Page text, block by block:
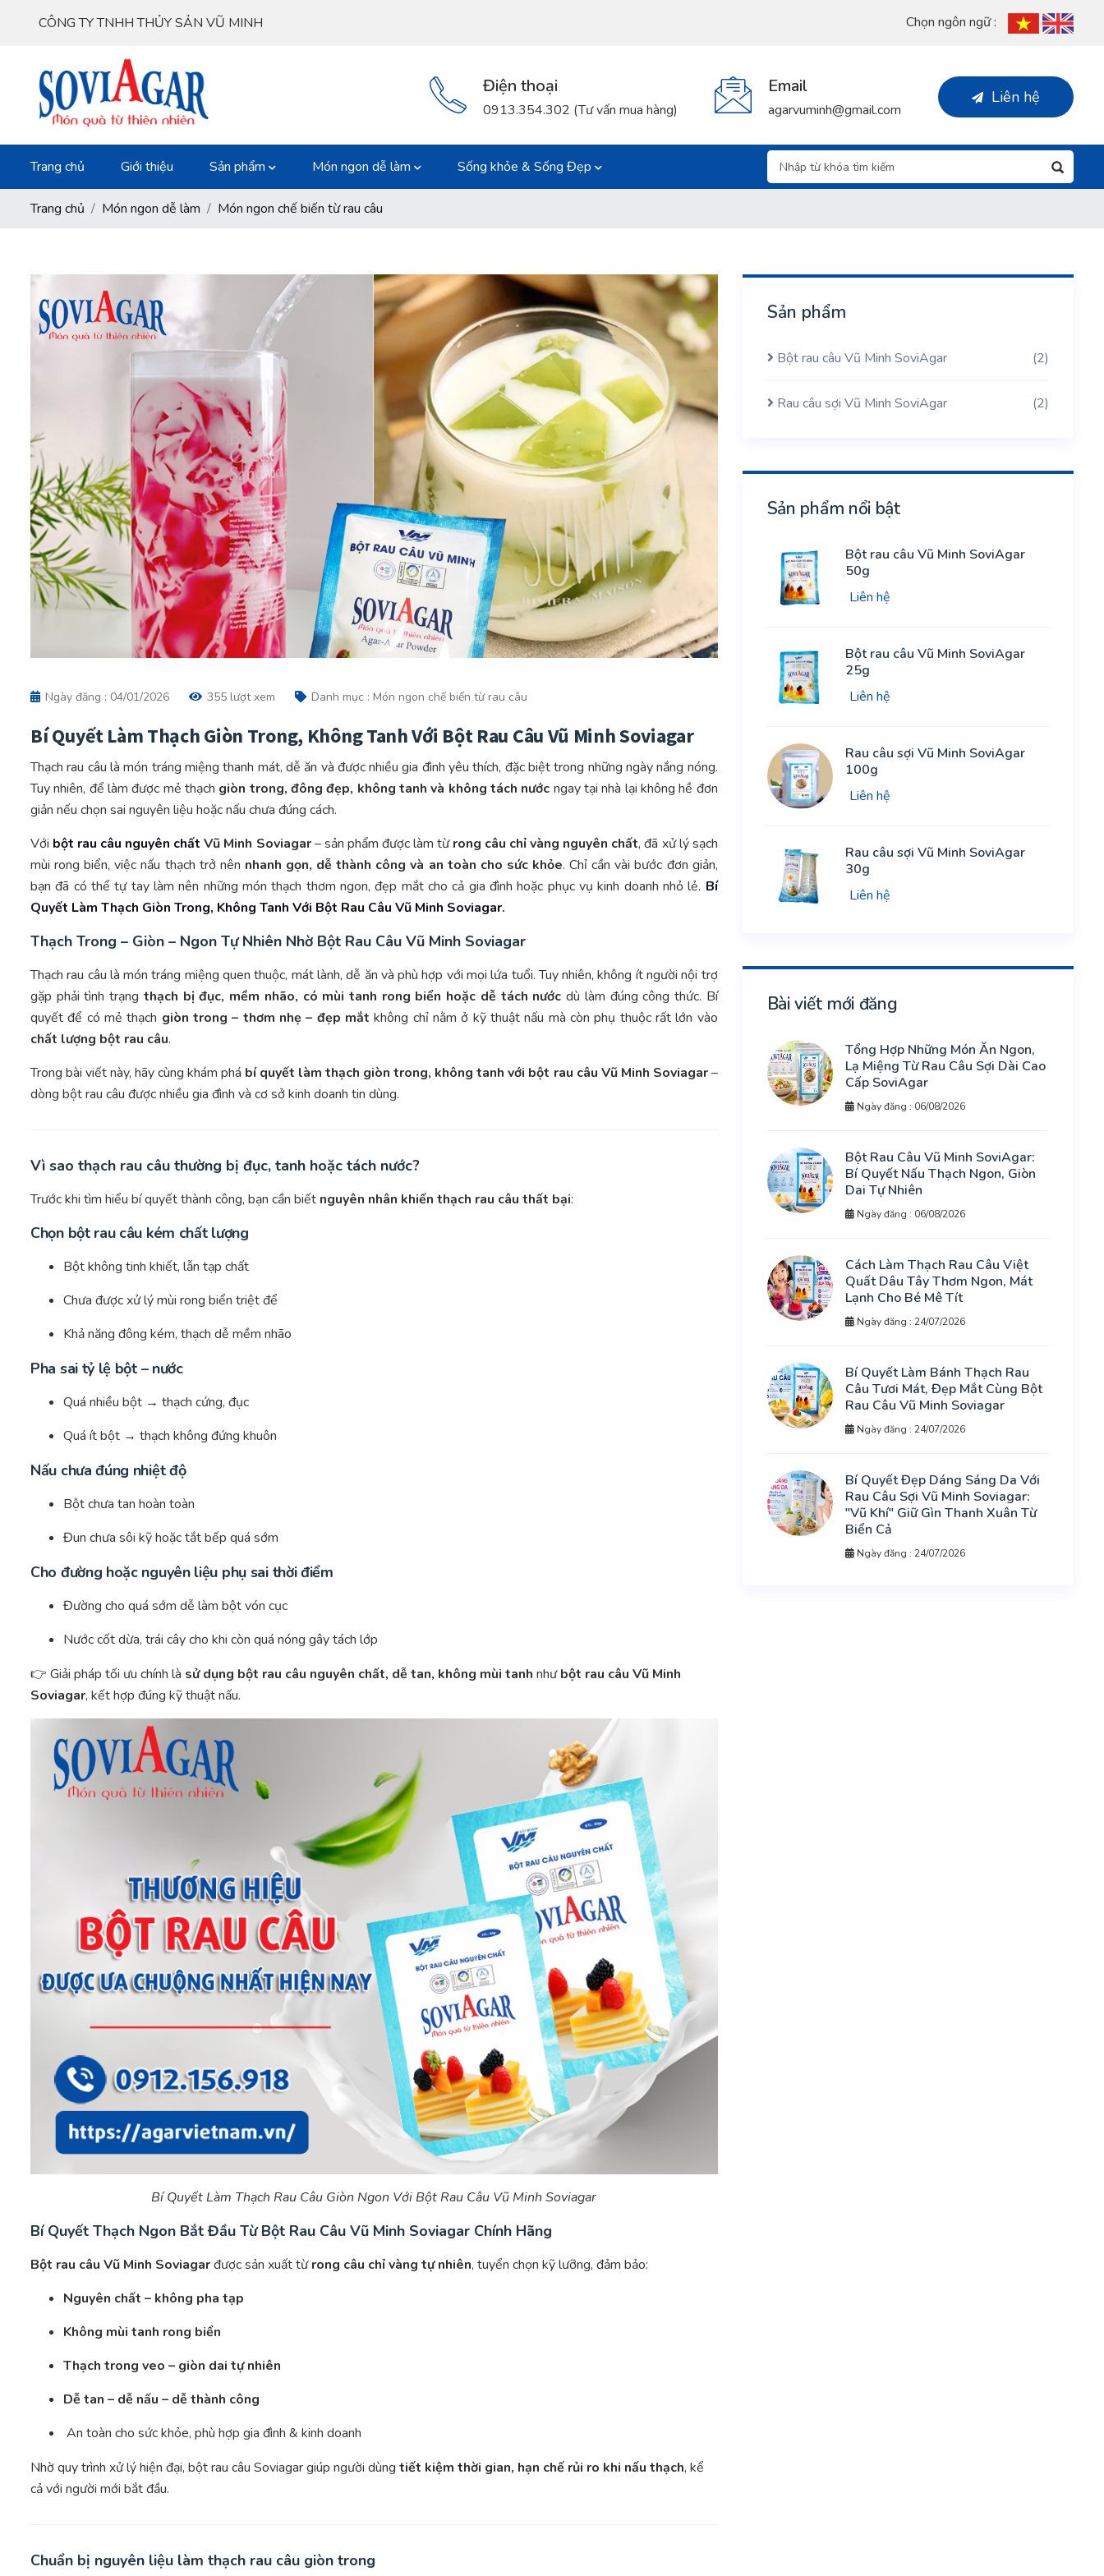
CÔNG TY TNHH THỦY SẢN VŨ MINH Chọn ngôn ngữ :
Liên hệ
Email
agarvuminh@gmail.com
Điện thoại
0913.354.302 (Tư vấn mua hàng)
Trang chủ Giới thiệu Sản phẩm Món ngon dễ làm Sống khỏe & Sống Đẹp
Trang chủ Món ngon dễ làm Món ngon chế biến từ rau câu
Ngày đăng : 04/01/2026 355 lượt xem Danh mục : Món ngon chế biến từ rau câu
Bí Quyết Làm Thạch Giòn Trong, Không Tanh Với Bột Rau Câu Vũ Minh Soviagar
Thạch rau câu là món tráng miệng thanh mát, dễ ăn và được nhiều gia đình yêu thích, đặc biệt trong những ngày nắng nóng.
Tuy nhiên, để làm được mẻ thạch giòn trong, đông đẹp, không tanh và không tách nước ngay tại nhà lại không hề đơn
giản nếu chọn sai nguyên liệu hoặc nấu chưa đúng cách.
Với bột rau câu nguyên chất Vũ Minh Soviagar– sản phẩm được làm từrong câu chỉ vàng nguyên chất, đã xử lý sạch
mùi rong biển, việc nấu thạch trở nên nhanh gọn, dễ thành công và an toàn cho sức khỏe. Chỉ cần vài bước đơn giản,
bạn đã có thể tự tay làm nên những món thạch thơm ngon, đẹp mắt cho cả gia đình hoặc phục vụ kinh doanh nhỏ lẻ. Bí
Quyết Làm Thạch Giòn Trong, Không Tanh Với Bột Rau Câu Vũ Minh Soviagar.
Thạch Trong – Giòn – Ngon Tự Nhiên Nhờ Bột Rau Câu Vũ Minh Soviagar
Thạch rau câu là món tráng miệng quen thuộc, mát lành, dễ ăn và phù hợp với mọi lứa tuổi. Tuy nhiên, không ít người nội trợ
gặp phải tình trạng thạch bị đục, mềm nhão, có mùi tanh rong biển hoặc dễ tách nước dù làm đúng công thức. Bí
quyết để có mẻ thạch giòn trong – thơm nhẹ – đẹp mắt không chỉ nằm ở kỹ thuật nấu mà còn phụ thuộc rất lớn vào
chất lượng bột rau câu.
Trong bài viết này, hãy cùng khám phá bí quyết làm thạch giòn trong, không tanh với bột rau câu Vũ Minh Soviagar–
dòng bột rau câu được nhiều gia đình và cơ sở kinh doanh tin dùng.
Vì sao thạch rau câu thường bị đục, tanh hoặc tách nước?
Trước khi tìm hiểu bí quyết thành công, bạn cần biết nguyên nhân khiến thạch rau câu thất bại:
Chọn bột rau câu kém chất lượng
Bột không tinh khiết, lẫn tạp chất
Chưa được xử lý mùi rong biển triệt để
Khả năng đông kém, thạch dễ mềm nhão
Pha sai tỷ lệ bột – nước
Quá nhiều bột → thạch cứng, đục
Quá ít bột → thạch không đứng khuôn
Nấu chưa đúng nhiệt độ
Bột chưa tan hoàn toàn
Đun chưa sôi kỹ hoặc tắt bếp quá sớm
Cho đường hoặc nguyên liệu phụ sai thời điểm
Đường cho quá sớm dễ làm bột vón cục
Nước cốt dừa, trái cây cho khi còn quá nóng gây tách lớp
👉 Giải pháp tối ưu chính là sử dụng bột rau câu nguyên chất, dễ tan, không mùi tanh nhưbột rau câu Vũ Minh
Soviagar, kết hợp đúng kỹ thuật nấu.
Bí Quyết Làm Thạch Rau Câu Giòn Ngon Với Bột Rau Câu Vũ Minh Soviagar
Bí Quyết Thạch Ngon Bắt Đầu Từ Bột Rau Câu Vũ Minh Soviagar Chính Hãng
Bột rau câu Vũ Minh Soviagarđược sản xuất từrong câu chỉ vàng tự nhiên, tuyển chọn kỹ lưỡng, đảm bảo:
Nguyên chất – không pha tạp
Không mùi tanh rong biển
Thạch trong veo – giòn dai tự nhiên
Dễ tan – dễ nấu – dễ thành công
An toàn cho sức khỏe, phù hợp gia đình & kinh doanh
Nhờ quy trình xử lý hiện đại, bột rau câu Soviagar giúp người dùng tiết kiệm thời gian, hạn chế rủi ro khi nấu thạch, kể
cả với người mới bắt đầu.
Chuẩn bị nguyên liệu làm thạch rau câu giòn trong
Sản phẩm
Bột rau câu Vũ Minh SoviAgar (2)
Rau câu sợi Vũ Minh SoviAgar (2)
Sản phẩm nổi bật
Bột rau câu Vũ Minh SoviAgar
50g
Liên hệ
Bột rau câu Vũ Minh SoviAgar
25g
Liên hệ
Rau câu sợi Vũ Minh SoviAgar
100g
Liên hệ
Rau câu sợi Vũ Minh SoviAgar
30g
Liên hệ
Bài viết mới đăng
Tổng Hợp Những Món Ăn Ngon,
Lạ Miệng Từ Rau Câu Sợi Dài Cao
Cấp SoviAgar
Ngày đăng : 06/08/2026
Bột Rau Câu Vũ Minh SoviAgar:
Bí Quyết Nấu Thạch Ngon, Giòn
Dai Tự Nhiên
Ngày đăng : 06/08/2026
Cách Làm Thạch Rau Câu Việt
Quất Dâu Tây Thơm Ngon, Mát
Lạnh Cho Bé Mê Tít
Ngày đăng : 24/07/2026
Bí Quyết Làm Bánh Thạch Rau
Câu Tươi Mát, Đẹp Mắt Cùng Bột
Rau Câu Vũ Minh Soviagar
Ngày đăng : 24/07/2026
Bí Quyết Đẹp Dáng Sáng Da Với
Rau Câu Sợi Vũ Minh Soviagar:
"Vũ Khí" Giữ Gìn Thanh Xuân Từ
Biển Cả
Ngày đăng : 24/07/2026